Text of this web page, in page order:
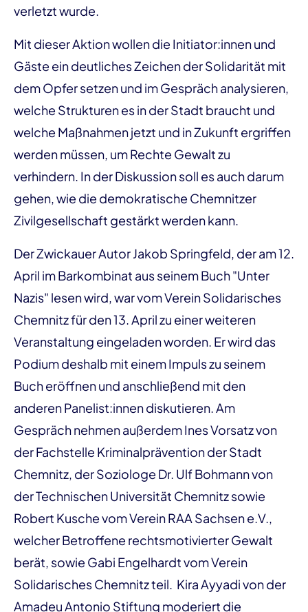
verletzt wurde.
Mit dieser Aktion wollen die Initiator:innen und
Gäste ein deutliches Zeichen der Solidarität mit
dem Opfer setzen und im Gespräch analysieren,
welche Strukturen es in der Stadt braucht und
welche Maßnahmen jetzt und in Zukunft ergriffen
werden müssen, um Rechte Gewalt zu
verhindern. In der Diskussion soll es auch darum
gehen, wie die demokratische Chemnitzer
Zivilgesellschaft gestärkt werden kann.
Der Zwickauer Autor Jakob Springfeld, der am 12.
April im Barkombinat aus seinem Buch "Unter
Nazis" lesen wird, war vom Verein Solidarisches
Chemnitz für den 13. April zu einer weiteren
Veranstaltung eingeladen worden. Er wird das
Podium deshalb mit einem Impuls zu seinem
Buch eröffnen und anschließend mit den
anderen Panelist:innen diskutieren. Am
Gespräch nehmen außerdem Ines Vorsatz von
der Fachstelle Kriminalprävention der Stadt
Chemnitz, der Soziologe Dr. Ulf Bohmann von
der Technischen Universität Chemnitz sowie
Robert Kusche vom Verein RAA Sachsen e.V.,
welcher Betroffene rechtsmotivierter Gewalt
berät, sowie Gabi Engelhardt vom Verein
Solidarisches Chemnitz teil. Kira Ayyadi von der
Amadeu Antonio Stiftung moderiert die